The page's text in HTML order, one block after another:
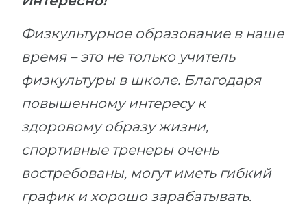
Физкультурное образование в наше
время – это не только учитель
физкультуры в школе. Благодаря
повышенному интересу к
здоровому образу жизни,
спортивные тренеры очень
востребованы, могут иметь гибкий
график и хорошо зарабатывать.